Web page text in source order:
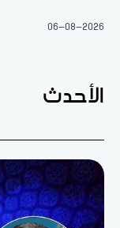
06-08-2026
الأحدث